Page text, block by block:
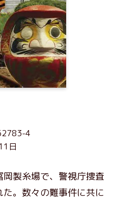
4
日
製糸場で、警視庁捜査
。数々の難事件に共に